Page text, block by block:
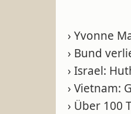
› Yvonne
› Bund
› Israel:
› Vietnam:
› Über 100